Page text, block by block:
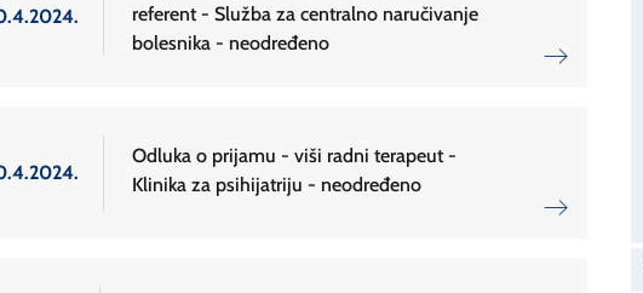
referent - Služba za centralno naručivanje
bolesnika - neodređeno
Odluka o prijamu - viši radni terapeut -
Klinika za psihijatriju - neodređeno